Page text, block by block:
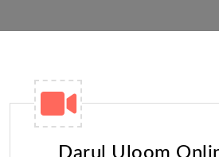
Darul Uloom